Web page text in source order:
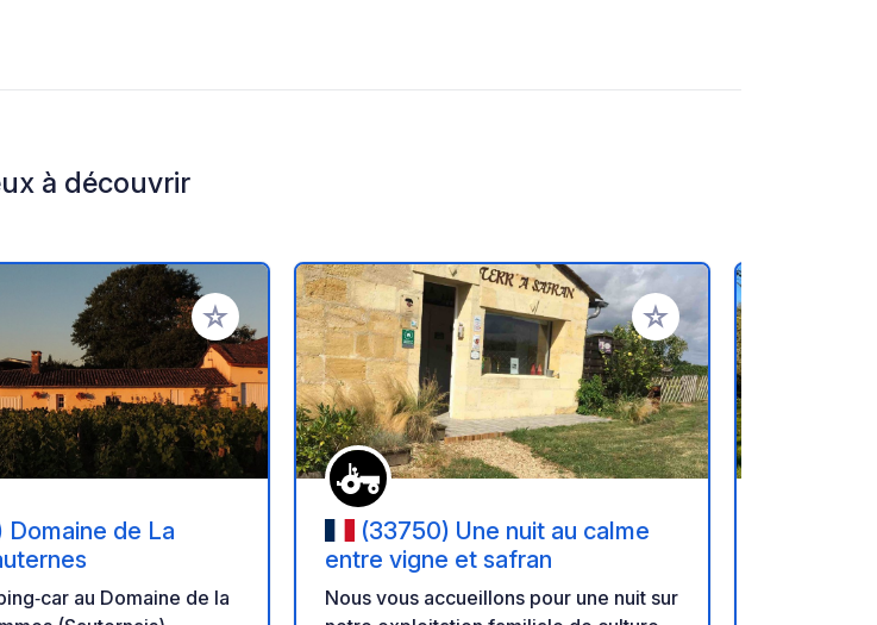
à découvrir
Ajouter à vos favoris
de La
au Domaine de la
Ajouter à vos favoris
(33750) Une nuit au calme
entre vigne et safran
Nous vous accueillons pour une nuit sur